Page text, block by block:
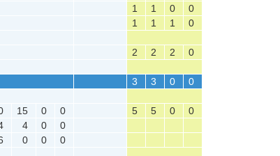
1 1 0
0
1 1 1
0
2 2 2
0
3 3 0
0
15 0 0 5 5 0
0
4 0
0
0 0
0